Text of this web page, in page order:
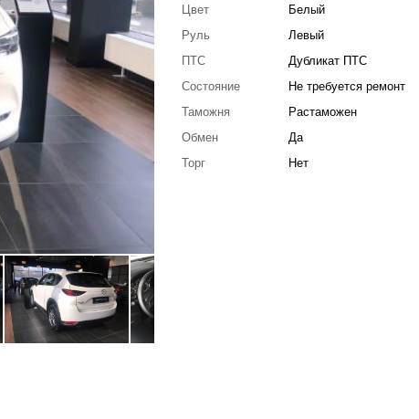
Цвет
Белый
Руль
Левый
ПТС
Дубликат ПТС
Состояние
Не требуется ремонт
Таможня
Растаможен
Обмен
Да
Торг
Нет